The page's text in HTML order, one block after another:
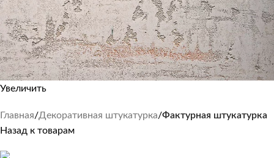
Увеличить
Главная Декоративная штукатурка Фактурная штукатурка
Назад к товарам